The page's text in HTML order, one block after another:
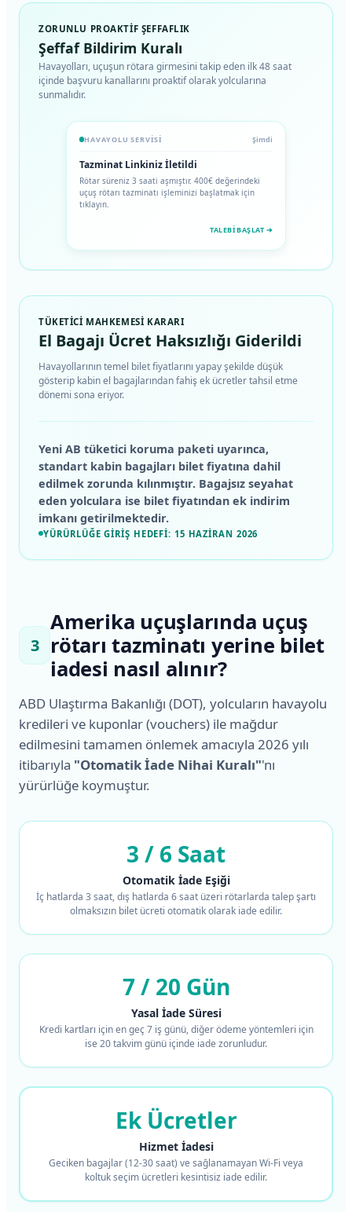
ZORUNLU PROAKTIF ŞEFFAFLIK
Şeffaf Bildirim Kuralı
Havayolları, uçuşun rötara girmesini takip eden ilk 48 saat
içinde başvuru kanallarını proaktif olarak yolcularına
sunmalıdır.
HAVAYOLU SERVISI Şimdi
Tazminat Linkiniz İletildi
Rötar süreniz 3 saati aşmıştır. 400€ değerindeki
uçuş rötarı tazminatı işleminizi başlatmak için
tıklayın.
TALEBI BAŞLAT ➔
TÜKETICI MAHKEMESI KARARI
El Bagajı Ücret Haksızlığı Giderildi
Havayollarının temel bilet fiyatlarını yapay şekilde düşük
gösterip kabin el bagajlarından fahiş ek ücretler tahsil etme
dönemi sona eriyor.
Yeni AB tüketici koruma paketi uyarınca,
standart kabin bagajları bilet fiyatına dahil
edilmek zorunda kılınmıştır. Bagajsız seyahat
eden yolculara ise bilet fiyatından ek indirim
imkanı getirilmektedir.
YÜRÜRLÜĞE GIRIŞ HEDEFI: 15 HAZIRAN 2026
3
Amerika uçuşlarında uçuş
rötarı tazminatı yerine bilet
iadesi nasıl alınır?
ABD Ulaştırma Bakanlığı (DOT), yolcuların havayolu
kredileri ve kuponlar (vouchers) ile mağdur
edilmesini tamamen önlemek amacıyla 2026 yılı
itibarıyla "Otomatik İade Nihai Kuralı"'nı
yürürlüğe koymuştur.
3 / 6 Saat
Otomatik İade Eşiği
İç hatlarda 3 saat, dış hatlarda 6 saat üzeri rötarlarda talep şartı
olmaksızın bilet ücreti otomatik olarak iade edilir.
7 / 20 Gün
Yasal İade Süresi
Kredi kartları için en geç 7 iş günü, diğer ödeme yöntemleri için
ise 20 takvim günü içinde iade zorunludur.
Ek Ücretler
Hizmet İadesi
Geciken bagajlar (12-30 saat) ve sağlanamayan Wi-Fi veya
koltuk seçim ücretleri kesintisiz iade edilir.